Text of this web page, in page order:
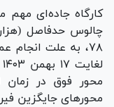
کارگاه جاده‌ای مهم
محور فوق در زمان
محور‌های جایگزین